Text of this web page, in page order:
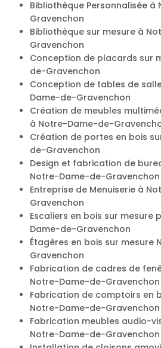
Bibliothèque Personnalisée
Gravenchon
Bibliothèque sur mesure à
Gravenchon
Conception de placards sur
de-Gravenchon
Conception de tables de
Dame-de-Gravenchon
Création de meubles
à Notre-Dame-de-
Création de portes en bois
de-Gravenchon
Design et fabrication de
Notre-Dame-de-Gravenchon
Entreprise de Menuiserie à
Gravenchon
Escaliers en bois sur mesure
Dame-de-Gravenchon
Étagères en bois sur mesure
Gravenchon
Fabrication de cadres de
Notre-Dame-de-Gravenchon
Fabrication de comptoirs en
Notre-Dame-de-Gravenchon
Fabrication meubles audio-
Notre-Dame-de-Gravenchon